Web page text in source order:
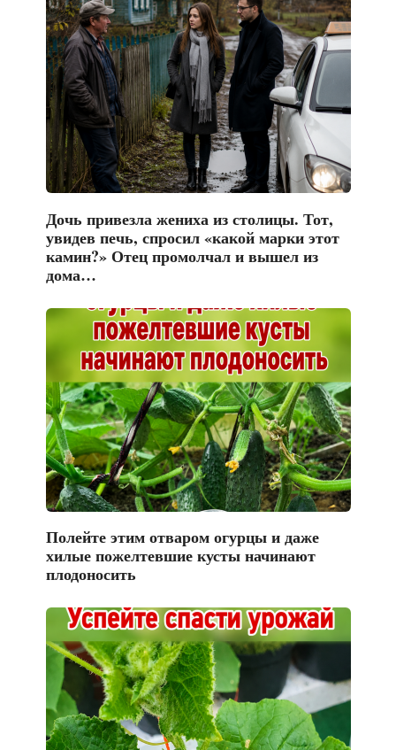
Дочь привезла жениха из столицы. Тот,
увидев печь, спросил «какой марки этот
камин?» Отец промолчал и вышел из
дома…
Полейте этим отваром огурцы и даже
хилые пожелтевшие кусты начинают
плодоносить